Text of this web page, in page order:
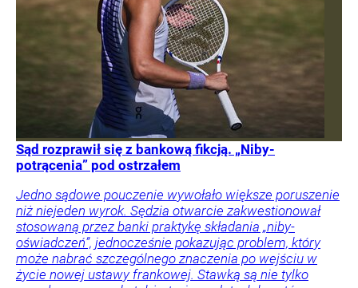
Sąd rozprawił się z bankową fikcją. „Niby-
potrącenia” pod ostrzałem
Jedno sądowe pouczenie wywołało większe poruszenie
niż niejeden wyrok. Sędzia otwarcie zakwestionował
stosowaną przez banki praktykę składania „niby-
oświadczeń”, jednocześnie pokazując problem, który
może nabrać szczególnego znaczenia po wejściu w
życie nowej ustawy frankowej. Stawką są nie tylko